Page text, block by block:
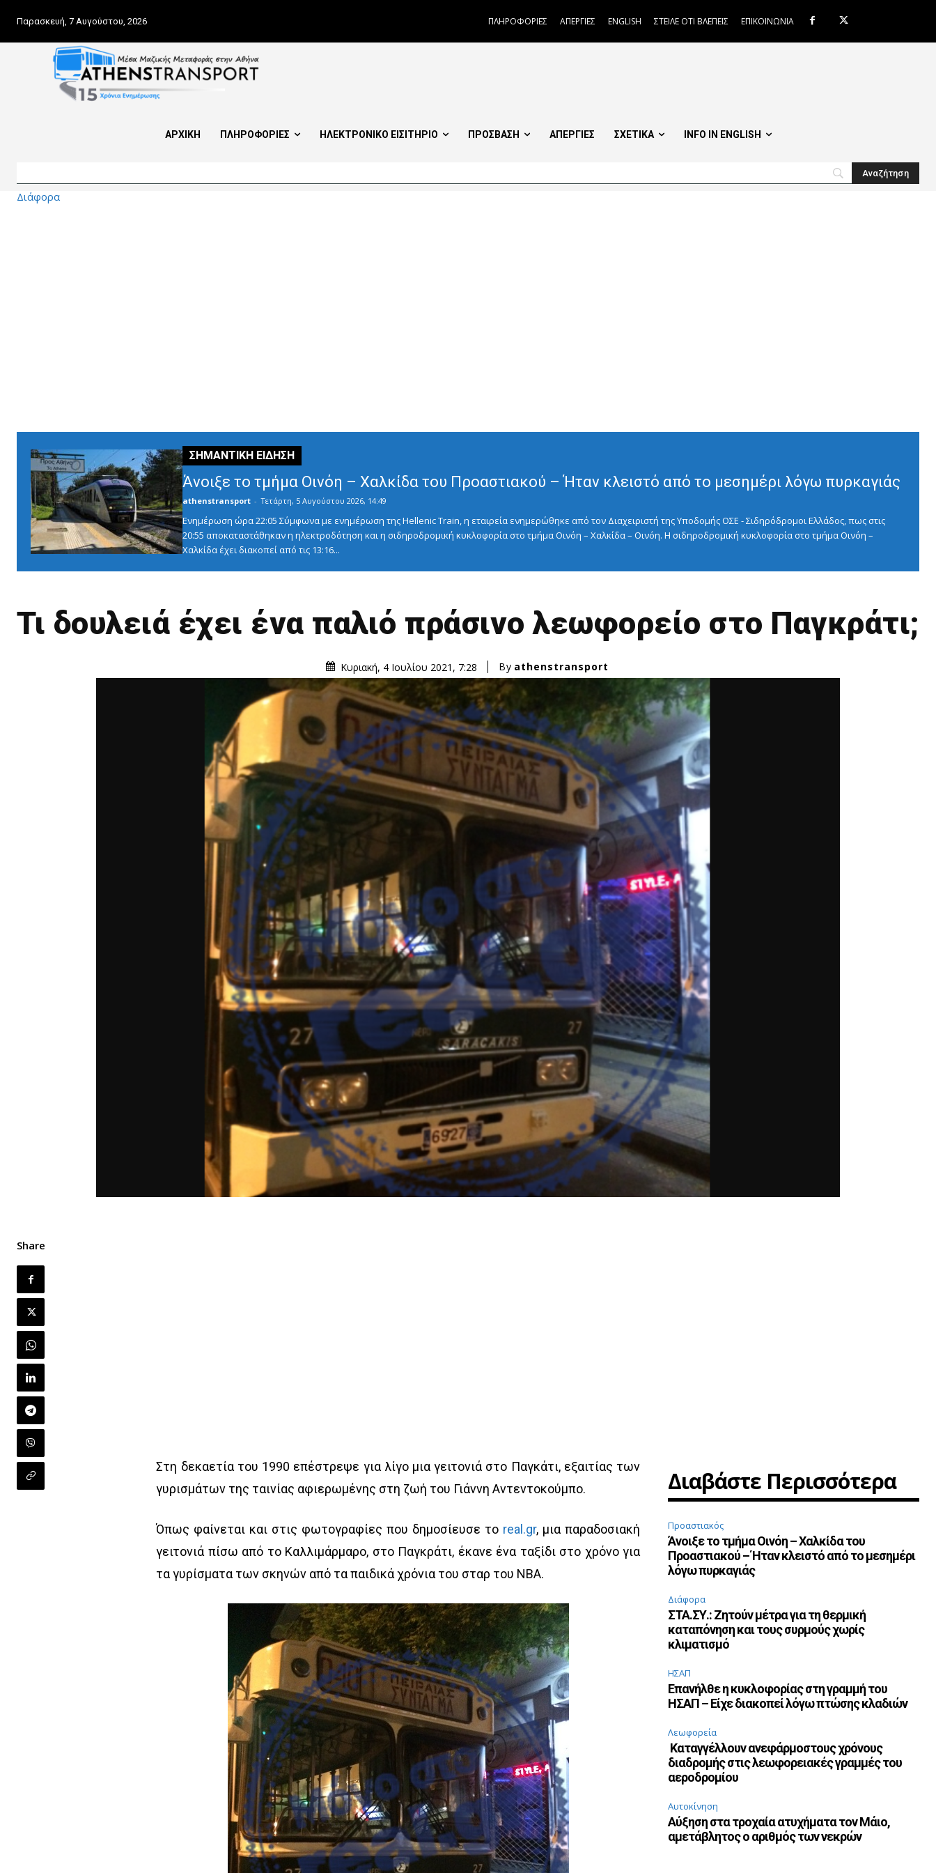
Παρασκευή, 7 Αυγούστου, 2026 ΠΛΗΡΟΦΟΡΙΕΣ ΑΠΕΡΓΙΕΣ ENGLISH ΣΤΕΙΛΕ ΟΤΙ ΒΛΕΠΕΙΣ ΕΠΙΚΟΙΝΩΝΙΑ
ΑΡΧΙΚΗ ΠΛΗΡΟΦΟΡΙΕΣ ΗΛΕΚΤΡΟΝΙΚΟ ΕΙΣΙΤΗΡΙΟ ΠΡΟΣΒΑΣΗ ΑΠΕΡΓΙΕΣ ΣΧΕΤΙΚΑ INFO IN ENGLISH
Διάφορα
Άνοιξε το τμήμα Οινόη – Χαλκίδα του Προαστιακού – Ήταν κλειστό από το μεσημέρι λόγω πυρκαγιάς
athenstransport - Τετάρτη, 5 Αυγούστου 2026, 14:49
Ενημέρωση ώρα 22:05 Σύμφωνα με ενημέρωση της Hellenic Train, η εταιρεία ενημερώθηκε από τον Διαχειριστή της Υποδομής ΟΣΕ - Σιδηρόδρομοι Ελλάδος, πως στις
20:55 αποκαταστάθηκαν η ηλεκτροδότηση και η σιδηροδρομική κυκλοφορία στο τμήμα Οινόη – Χαλκίδα – Οινόη. Η σιδηροδρομική κυκλοφορία στο τμήμα Οινόη –
Χαλκίδα έχει διακοπεί από τις 13:16...
Τι δουλειά έχει ένα παλιό πράσινο λεωφορείο στο Παγκράτι;
Κυριακή, 4 Ιουλίου 2021, 7:28 By athenstransport
Share
Στη δεκαετία του 1990 επέστρεψε για λίγο μια γειτονιά στο Παγκάτι, εξαιτίας των
γυρισμάτων της ταινίας αφιερωμένης στη ζωή του Γιάννη Αντεντοκούμπο.
Όπως φαίνεται και στις φωτογραφίες που δημοσίευσε το real.gr, μια παραδοσιακή
γειτονιά πίσω από το Καλλιμάρμαρο, στο Παγκράτι, έκανε ένα ταξίδι στο χρόνο για
τα γυρίσματα των σκηνών από τα παιδικά χρόνια του σταρ του NBA.
Διαβάστε Περισσότερα
Προαστιακός
Άνοιξε το τμήμα Οινόη – Χαλκίδα του
Προαστιακού – Ήταν κλειστό από το μεσημέρι
λόγω πυρκαγιάς
Διάφορα
ΣΤΑ.ΣΥ.: Ζητούν μέτρα για τη θερμική
καταπόνηση και τους συρμούς χωρίς
κλιματισμό
ΗΣΑΠ
Επανήλθε η κυκλοφορίας στη γραμμή του
ΗΣΑΠ – Είχε διακοπεί λόγω πτώσης κλαδιών
Λεωφορεία
Καταγγέλλουν ανεφάρμοστους χρόνους
διαδρομής στις λεωφορειακές γραμμές του
αεροδρομίου
Αυτοκίνηση
Αύξηση στα τροχαία ατυχήματα τον Μάιο,
αμετάβλητος ο αριθμός των νεκρών